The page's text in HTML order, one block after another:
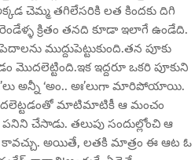
చెమ్మ తగిలేసరికి లత కిందకు దిగి
క్రితం తనది కూడా ఇలాగే ఉండేది.
ముద్దుపెట్టుకుంది.తన పూకు
మొదలెట్టింది.ఇక ఇద్దరూ ఒకరి పూకుని
అన్నీ ‘అం.. అః’లుగా మారిపోయాయి.
మొదలెట్టడంతో మాటిమాటికీ ఆ మంచం
చేసాడు. తలుపు సందుల్లోంచి ఆ
కావచ్చు. అయితే, లతకి మాత్రం ఈ ఆట ఓ